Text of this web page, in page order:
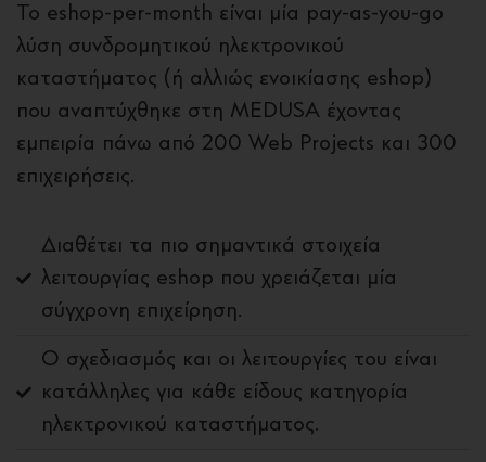
Το eshop-per-month είναι μία pay-as-you-go
λύση συνδρομητικού ηλεκτρονικού
καταστήματος (ή αλλιώς ενοικίασης eshop)
που αναπτύχθηκε στη MEDUSA έχοντας
εμπειρία πάνω από 200 Web Projects και 300
επιχειρήσεις.
Διαθέτει τα πιο σημαντικά στοιχεία
λειτουργίας eshop που χρειάζεται μία
σύγχρονη επιχείρηση.
Ο σχεδιασμός και οι λειτουργίες του είναι
κατάλληλες για κάθε είδους κατηγορία
ηλεκτρονικού καταστήματος.